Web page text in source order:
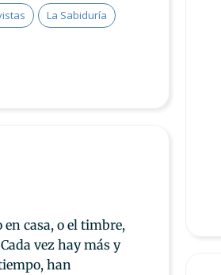
La Sabiduría
en casa, o el timbre,
vez hay más y
han